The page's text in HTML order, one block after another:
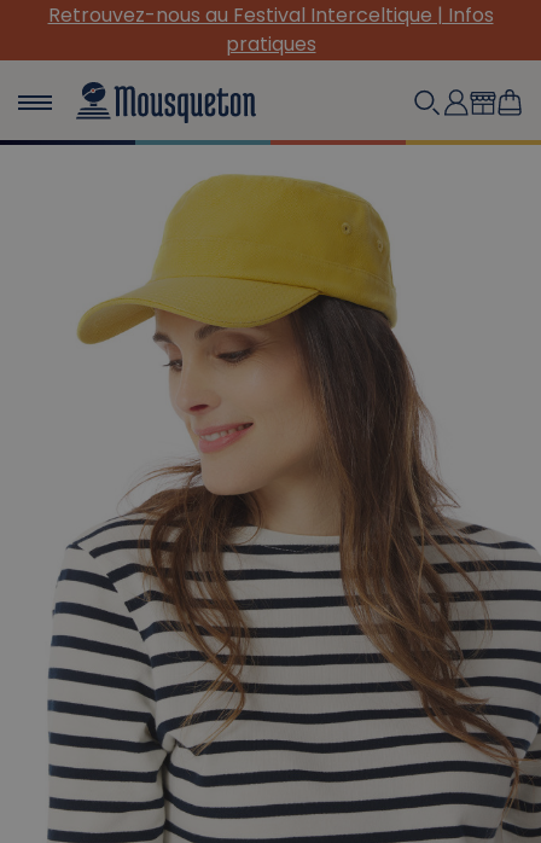
Retrouvez-nous au Festival Interceltique | Infos
pratiques